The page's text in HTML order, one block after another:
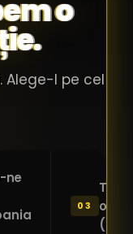
o
Alege-l pe cel
ne
03
o